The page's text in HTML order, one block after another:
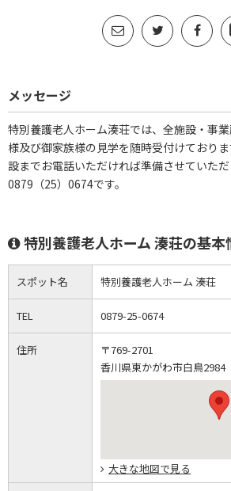
メッセージ
特別養護老人ホーム湊荘では、全施設・事
様及び御家族様の見学を随時受付けており
設までお電話いただければ準備させていた
0879（25）0674です。
特別養護老人ホーム 湊荘の基本
スポット名 特別養護老人ホーム 湊荘
TEL 0879-25-0674
住所
〒769-2701
香川県東かがわ市白鳥2984
大きな地図で見る